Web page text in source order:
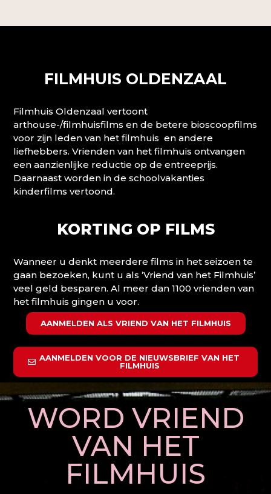
FILMHUIS OLDENZAAL
Filmhuis Oldenzaal vertoont
arthouse-/filmhuisfilms en de betere bioscoopfilms
voor zijn leden van het filmhuis en andere
liefhebbers. Vrienden van het filmhuis ontvangen
een aanzienlijke reductie op de entreeprijs.
Daarnaast worden in de schoolvakanties
kinderfilms vertoond.
KORTING OP FILMS
Wanneer u denkt meerdere films in het seizoen te
gaan bezoeken, kunt u als ‘Vriend van het Filmhuis’
veel geld besparen. Al meer dan 1100 vrienden van
het filmhuis gingen u voor.
AANMELDEN ALS VRIEND VAN HET FILMHUIS
AANMELDEN VOOR DE NIEUWSBRIEF VAN HET
FILMHUIS
WORD VRIEND
VAN HET
FILMHUIS